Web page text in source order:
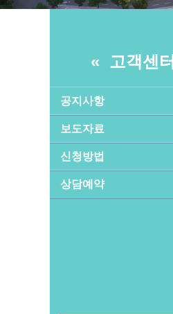
« 고객센터
공지사항
보도자료
신청방법
상담예약